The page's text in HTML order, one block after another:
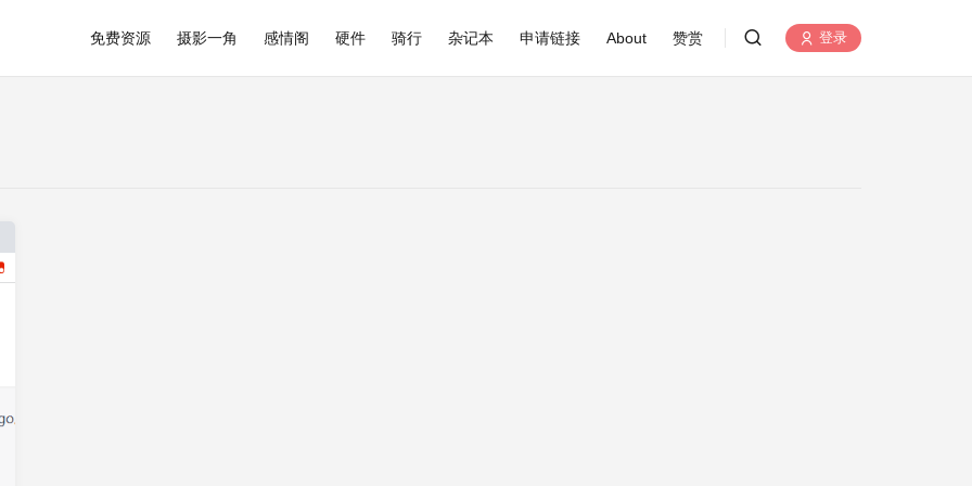
免费资源 摄影一角 感情阁 硬件 骑行 杂记本 申请链接 About 赞赏 登录